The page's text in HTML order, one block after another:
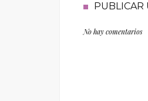
PUBLICAR
No hay comentarios